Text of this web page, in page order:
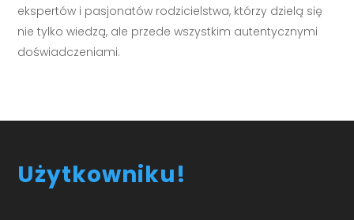
ekspertów i pasjonatów rodzicielstwa, którzy dzielą się
nie tylko wiedzą, ale przede wszystkim autentycznymi
doświadczeniami.
Użytkowniku!